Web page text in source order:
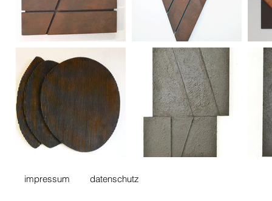
impressum datenschutz